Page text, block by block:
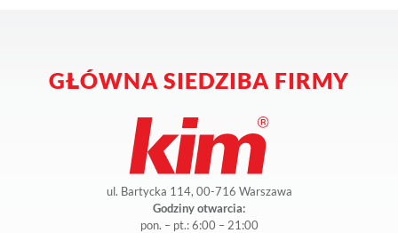
GŁÓWNA SIEDZIBA FIRMY
ul. Bartycka 114, 00-716 Warszawa
Godziny otwarcia:
pon. – pt.: 6:00 – 21:00